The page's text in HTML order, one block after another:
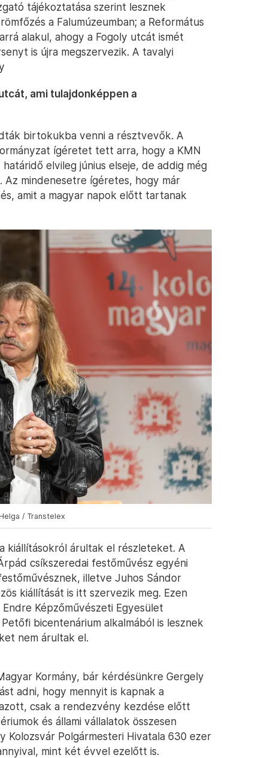
tájékoztatása szerint lesznek
a Falumúzeumban; a Református
alakul, ahogy a Fogoly utcát ismét
is újra megszervezik. A tavalyi
ami tulajdonképpen a
birtokukba venni a résztvevők. A
ígéretet tett arra, hogy a KMN
elvileg június elseje, de addig még
mindenesetre ígéretes, hogy már
amit a magyar napok előtt tartanak
/ Transtelex
kiállításokról árultak el részleteket. A
csíkszeredai festőművész egyéni
illetve Juhos Sándor
kiállítását is itt szervezik meg. Ezen
Képzőművészeti Egyesület
bicentenárium alkalmából is lesznek
nem árultak el.
Kormány, bár kérdésünkre Gergely
adni, hogy mennyit is kapnak a
csak a rendezvény kezdése előtt
és állami vállalatok összesen
Kolozsvár Polgármesteri Hivatala 630 ezer
mint két évvel ezelőtt is.